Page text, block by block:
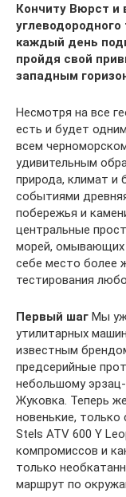
Кончиту Вюрст и
каждый день
пройдя свой
западным
Несмотря на все
есть и будет
всем
удивительным
природа, климат и
событиями
побережья и
центральные
морей, омывающих
себе место более
тестирования
Первый шаг Мы
утилитарных
известным
предсерийные
небольшому
Жуковка. Теперь
новенькие,
Stels ATV 600 Y
компромиссов и
только
маршрут по